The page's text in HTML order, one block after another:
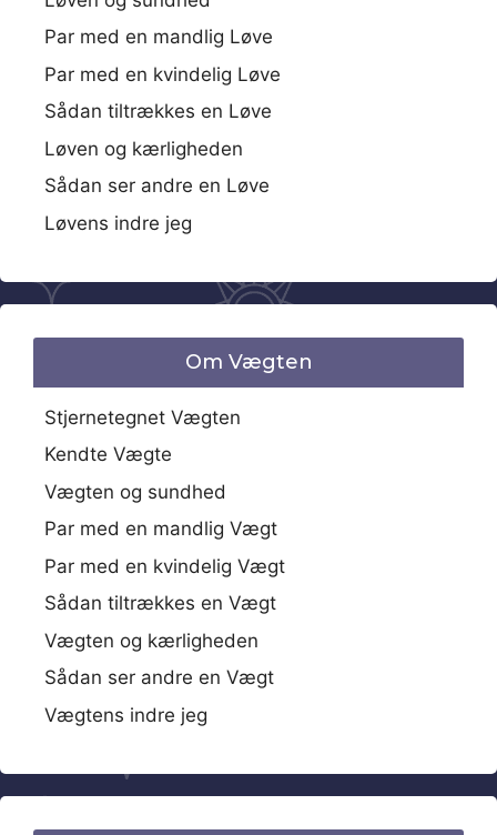
Par med en mandlig Løve
Par med en kvindelig Løve
Sådan tiltrækkes en Løve
Løven og kærligheden
Sådan ser andre en Løve
Løvens indre jeg
Om Vægten
Stjernetegnet Vægten
Kendte Vægte
Vægten og sundhed
Par med en mandlig Vægt
Par med en kvindelig Vægt
Sådan tiltrækkes en Vægt
Vægten og kærligheden
Sådan ser andre en Vægt
Vægtens indre jeg